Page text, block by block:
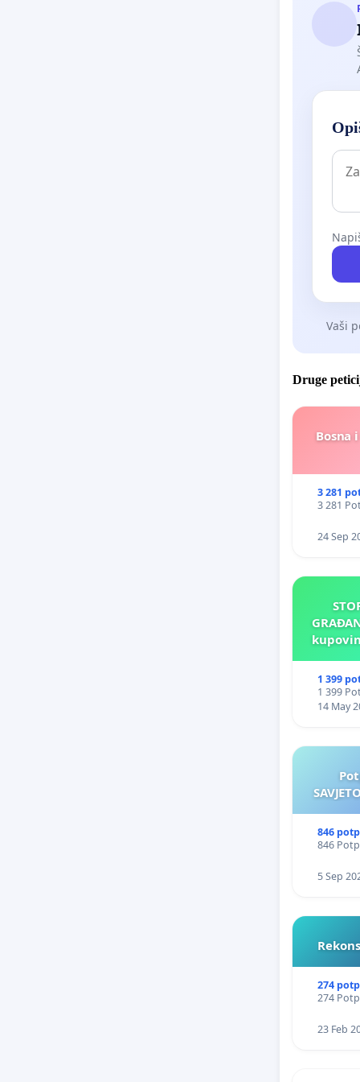
Vaši
Druge
Bosna
3 281
3 281
24 Sep
1 399
1 399
14 May
846
846
5 Sep
274
274
23 Feb